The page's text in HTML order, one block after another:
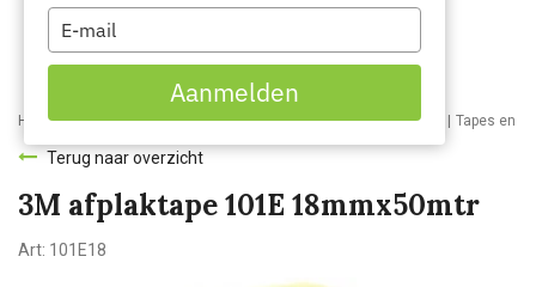
Home Webshop Schildersartikelen Schildersbenodigdheden Tapes en
Terug naar overzicht
3M afplaktape 101E 18mmx50mtr
Art: 101E18
name
Type
your
email
Aanmelden